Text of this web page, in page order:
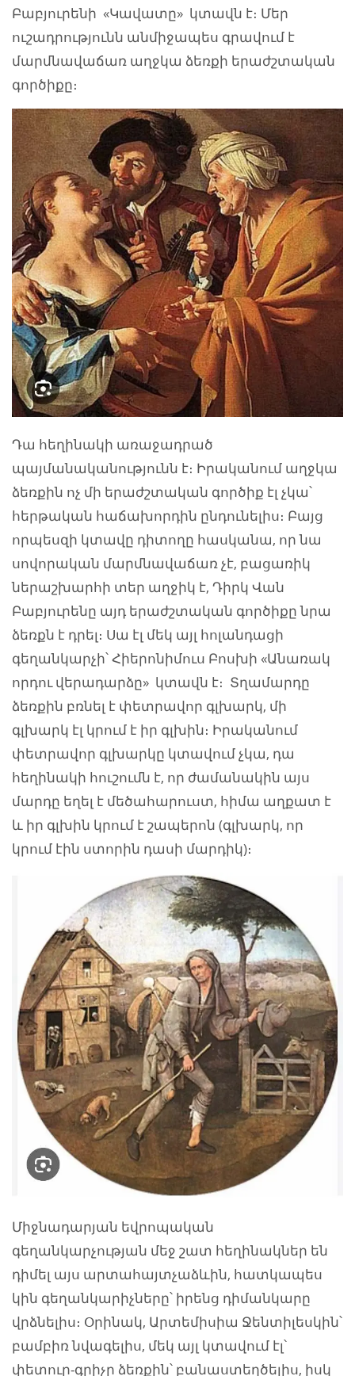
Բաբյուրենի «Կավատը» կտավն է։ Մեր
ուշադրությունն անմիջապես գրավում է
մարմնավաճառ աղջկա ձեռքի երաժշտական
գործիքը։
Դա հեղինակի առաջադրած
պայմանականությունն է։ Իրականում աղջկա
ձեռքին ոչ մի երաժշտական գործիք էլ չկա՝
հերթական հաճախորդին ընդունելիս։ Բայց
որպեսզի կտավը դիտողը հասկանա, որ նա
սովորական մարմնավաճառ չէ, բացառիկ
ներաշխարհի տեր աղջիկ է, Դիրկ Վան
Բաբյուրենը այդ երաժշտական գործիքը նրա
ձեռքն է դրել։ Սա էլ մեկ այլ հոլանդացի
գեղանկարչի՝Հիերոնիմուս Բոսխի «Անառակ
որդու վերադարձը» կտավն է։ Տղամարդը
ձեռքին բռնել է փետրավոր գլխարկ, մի
գլխարկ էլ կրում է իր գլխին։ Իրականում
փետրավոր գլխարկը կտավում չկա, դա
հեղինակի հուշումն է, որ ժամանակին այս
մարդը եղել է մեծահարուստ, հիմա աղքատ է
և իր գլխին կրում է շապերոն (գլխարկ, որ
կրում էին ստորին դասի մարդիկ)։
Միջնադարյան եվրոպական
գեղանկարչության մեջ շատ հեղինակներ են
դիմել այս արտահայտչաձևին, հատկապես
կին գեղանկարիչները՝ իրենց դիմանկարը
վրձնելիս։ Օրինակ, Արտեմիսիա Ջենտիլեսկին՝
բամբիռ նվագելիս, մեկ այլ կտավում էլ՝
փետուր-գրիչը ձեռքին՝ բանաստեղծելիս, իսկ